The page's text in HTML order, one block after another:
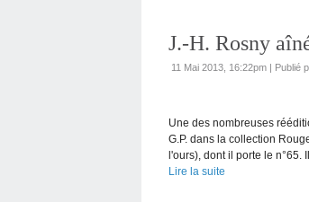
J.-H. Rosny
11 Mai 2013, 16:22pm | Publié
Une des nombreuses
G.P. dans la collection
l'ours), dont il porte le n°65.
Lire la suite